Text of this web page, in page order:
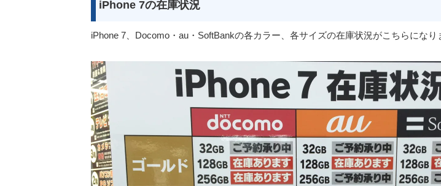
iPhone 7の在庫状況
iPhone 7、Docomo・au・SoftBankの各カラー、各サイズの在庫状況がこちらにな